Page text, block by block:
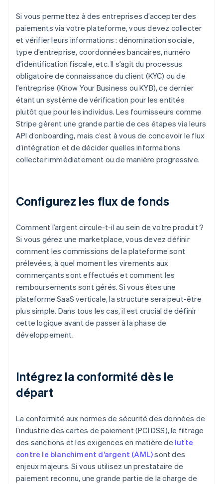
Si vous permettez à des entreprises d’accepter des
paiements via votre plateforme, vous devez collecter
et vérifier leurs informations : dénomination sociale,
type d’entreprise, coordonnées bancaires, numéro
d’identification fiscale, etc. Il s’agit du processus
obligatoire de connaissance du client (KYC) ou de
l’entreprise (Know Your Business ou KYB), ce dernier
étant un système de vérification pour les entités
plutôt que pour les individus. Les fournisseurs comme
Stripe gèrent une grande partie de ces étapes via leurs
API d’onboarding, mais c’est à vous de concevoir le flux
d’intégration et de décider quelles informations
collecter immédiatement ou de manière progressive.
Configurez les flux de fonds
Comment l’argent circule-t-il au sein de votre produit ?
Si vous gérez une marketplace, vous devez définir
comment les commissions de la plateforme sont
prélevées, à quel moment les virements aux
commerçants sont effectués et comment les
remboursements sont gérés. Si vous êtes une
plateforme SaaS verticale, la structure sera peut-être
plus simple. Dans tous les cas, il est crucial de définir
cette logique avant de passer à la phase de
développement.
Intégrez la conformité dès le
départ
La conformité aux normes de sécurité des données de
l’industrie des cartes de paiement (PCI DSS), le filtrage
des sanctions et les exigences en matière de lutte
contre le blanchiment d’argent (AML)sont des
enjeux majeurs. Si vous utilisez un prestataire de
paiement reconnu, une grande partie de la charge de